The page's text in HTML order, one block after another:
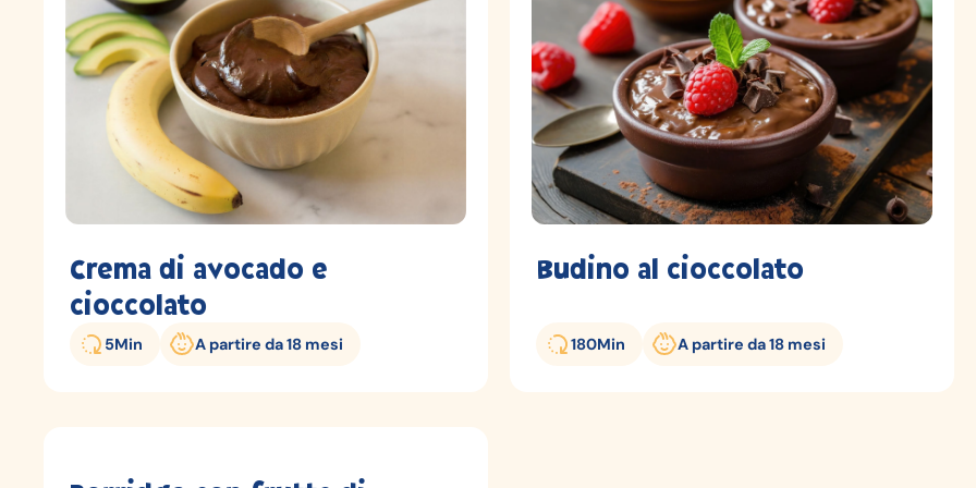
Crema di avocado e
cioccolato
5Min A partire da 18 mesi
Budino al cioccolato
180Min A partire da 18 mesi